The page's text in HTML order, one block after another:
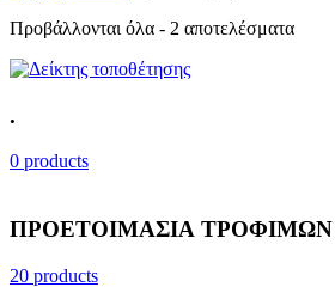
Προβάλλονται όλα - 2 αποτελέσματα
.
0 products
ΠΡΟΕΤΟΙΜΑΣΙΑ ΤΡΟΦΙΜΩΝ
20 products